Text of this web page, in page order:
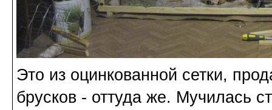
Это из оцинкованной сетки,
брусков - оттуда же. Мучилась